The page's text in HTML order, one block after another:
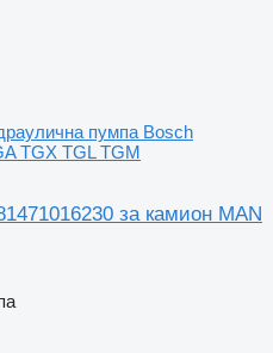
пумпа Bosch
TGX TGL TGM
за камион MAN